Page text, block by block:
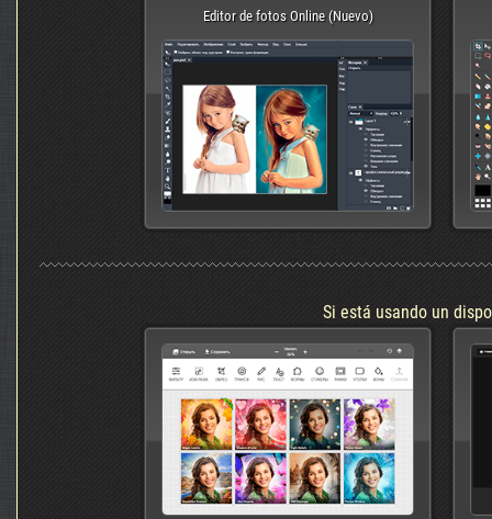
Editor de fotos Online (Nuevo)
Si está usando un